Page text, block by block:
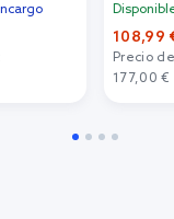
108,99
Precio
177,00 €